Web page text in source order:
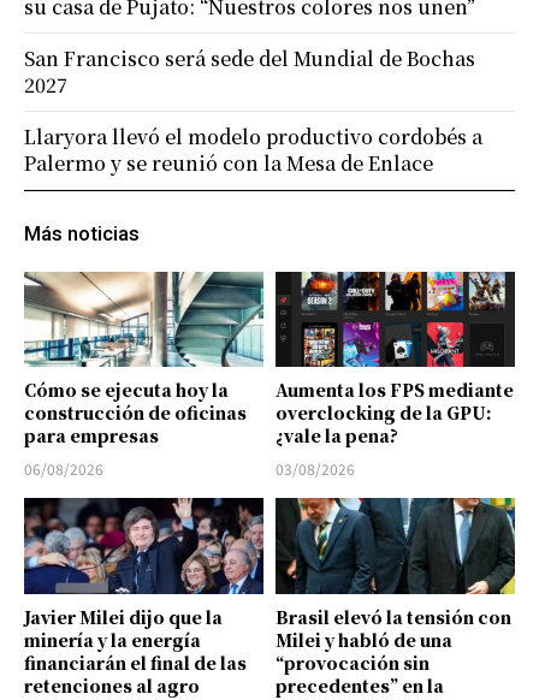
Más noticias
Cómo se ejecuta hoy la
construcción de oficinas
para empresas
06/08/2026
Aumenta los FPS mediante
overclocking de la GPU:
¿vale la pena?
03/08/2026
Javier Milei dijo que la
minería y la energía
financiarán el final de las
retenciones al agro
Brasil elevó la tensión con
Milei y habló de una
“provocación sin
precedentes” en la
su casa de Pujato: “Nuestros colores nos unen”
San Francisco será sede del Mundial de Bochas
2027
Llaryora llevó el modelo productivo cordobés a
Palermo y se reunió con la Mesa de Enlace